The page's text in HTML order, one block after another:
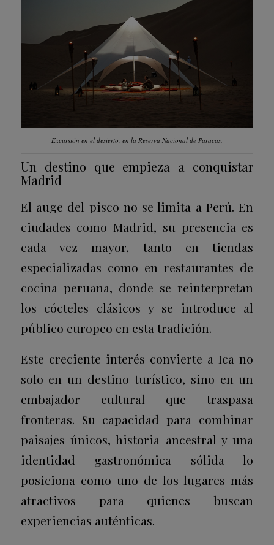
Excursión en el desierto, en la Reserva Nacional de Paracas.
Un destino que empieza a conquistar
Madrid
El auge del pisco no se limita a Perú. En
ciudades comoMadrid, su presencia es
cada vez mayor, tanto en tiendas
especializadas como en restaurantes de
cocina peruana, donde se reinterpretan
los cócteles clásicos y se introduce al
público europeo en esta tradición.
Este creciente interés convierte a Ica no
solo en un destino turístico, sino en un
embajador cultural que traspasa
fronteras. Su capacidad para combinar
paisajes únicos, historia ancestral y una
identidad gastronómica sólida lo
posiciona como uno de los lugares más
atractivos para quienes buscan
experiencias auténticas.